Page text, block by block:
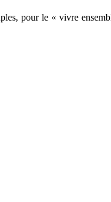
pour le « vivre